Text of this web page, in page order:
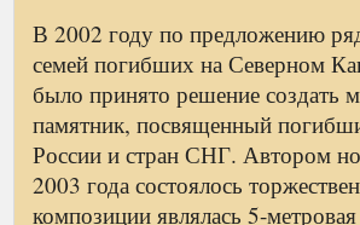
В 2002 году по предложению
семей погибших на Северном
было принято решение создать
памятник, посвященный
России и стран СНГ. Автором
2003 года состоялось
композиции являлась 5-